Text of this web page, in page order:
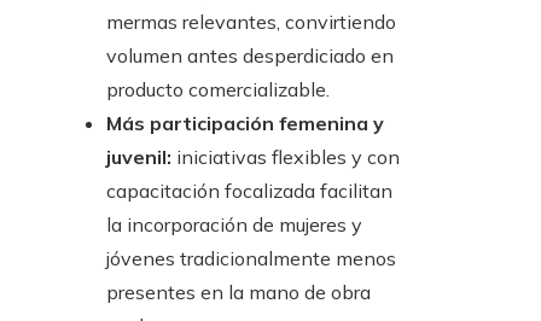
mermas relevantes, convirtiendo
volumen antes desperdiciado en
producto comercializable.
Más participación femenina y
juvenil: iniciativas flexibles y con
capacitación focalizada facilitan
la incorporación de mujeres y
jóvenes tradicionalmente menos
presentes en la mano de obra